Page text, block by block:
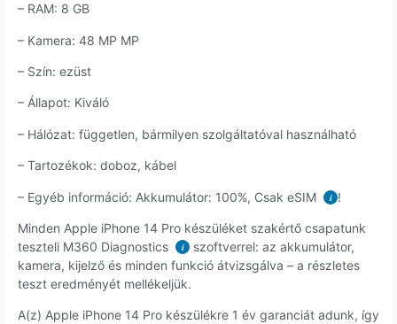
– RAM: 8 GB
– Kamera: 48 MP MP
– Szín: ezüst
– Állapot: Kiváló
– Hálózat: független, bármilyen szolgáltatóval használható
– Tartozékok: doboz, kábel
– Egyéb információ: Akkumulátor: 100%, Csak eSIM i !
Minden Apple iPhone 14 Pro készüléket szakértő csapatunk
teszteli M360 Diagnostics
i
szoftverrel: az akkumulátor,
kamera, kijelző és minden funkció átvizsgálva – a részletes
teszt eredményét mellékeljük.
A(z) Apple iPhone 14 Pro készülékre 1 év garanciát adunk, így